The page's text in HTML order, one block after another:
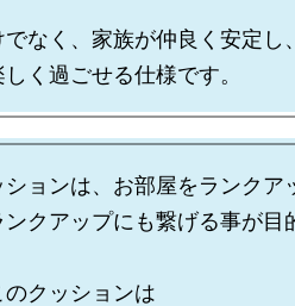
でなく、家族が仲良く安定し
ションは、お部屋をランクア
ンクアップにも繋げる事が目
のクッションは